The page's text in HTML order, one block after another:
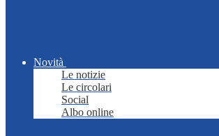
Novità
Le notizie
Le circolari
Social
Albo online